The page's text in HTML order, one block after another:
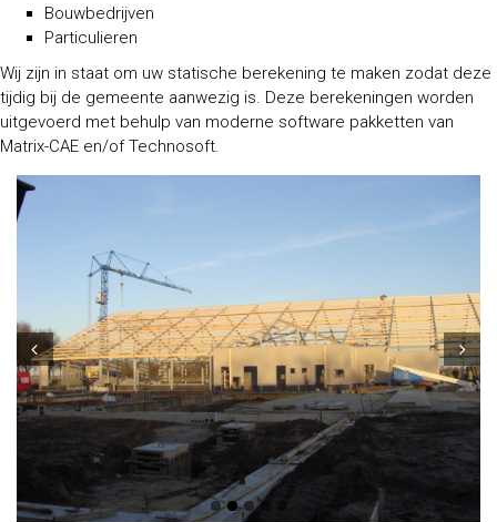
Bouwbedrijven
Particulieren
Wij zijn in staat om uw statische berekening te maken zodat deze
tijdig bij de gemeente aanwezig is. Deze berekeningen worden
uitgevoerd met behulp van moderne software pakketten van
Matrix-CAE en/of Technosoft.
Prev Next